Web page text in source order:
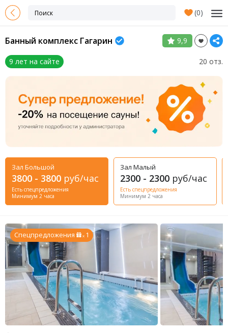
(0)
Банный комплекс Гагарин 9,9
9 лет на сайте 20 отз.
Зал Большой
3800 - 3800 руб/час
Есть спецпредложения
Минимум 2 часа
Зал Малый
2300 - 2300 руб/час
Есть спецпредложения
Минимум 2 часа
Спецпредложения x 1